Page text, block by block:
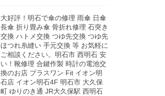
大好評！明石で傘の修理 雨傘 日傘
長傘 折り畳み傘 骨折れ修理 石突き
交換 ハトメ交換 つゆ先交換 つゆ先
ほつれ糸縫い 手元交換 等 お気軽に
ご相談ください。明石市 西明石 安
い！靴修理 合鍵作製 時計の電池交
換のお店 プラスワン Fit イオン明
石店 イオン明石4F 明石市 大久保
町 ゆりのき通 JR大久保駅 西明石